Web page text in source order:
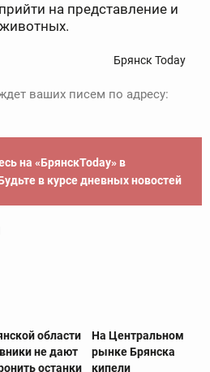
на представление и
Брянск Today
ваших писем по адресу:
на «БрянскToday» в
в курсе дневных новостей
области
не дают
останки
На Центральном
рынке Брянска
кипели